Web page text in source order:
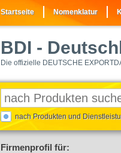
Startseite Nomenklatur
BDI -
Die offizielle DEUTSCHE
nach Produkten und
Firmenprofil für: